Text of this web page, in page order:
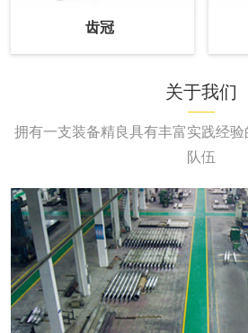
齿冠
关于我们
拥有一支装备精良具有丰富实践经
队伍